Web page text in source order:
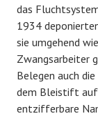
das
1934
sie umgehend
Zwangsarbeiter
Belegen auch
dem Bleistift auf
entzifferbare